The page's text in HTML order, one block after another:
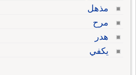
مذهل
مرح
هدر
يكفي